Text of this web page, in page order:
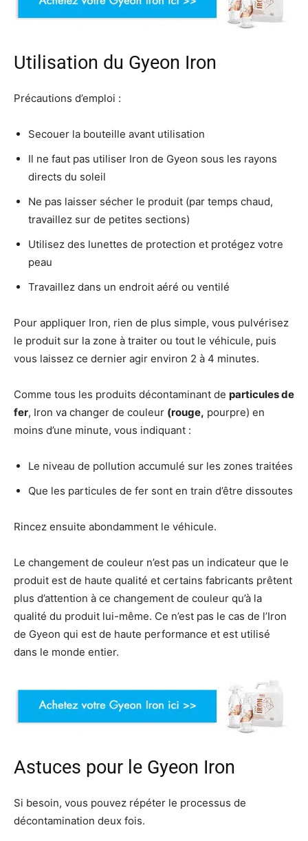
Utilisation du Gyeon Iron
Précautions d’emploi :
Secouer la bouteille avant utilisation
Il ne faut pas utiliser Iron de Gyeon sous les rayons
directs du soleil
Ne pas laisser sécher le produit (par temps chaud,
travaillez sur de petites sections)
Utilisez des lunettes de protection et protégez votre
peau
Travaillez dans un endroit aéré ou ventilé
Pour appliquer Iron, rien de plus simple, vous pulvérisez
le produit sur la zone à traiter ou tout le véhicule, puis
vous laissez ce dernier agir environ 2 à 4 minutes.
Comme tous les produits décontaminant de particules de
fer, Iron va changer de couleur (rouge, pourpre) en
moins d’une minute, vous indiquant :
Le niveau de pollution accumulé sur les zones traitées
Que les particules de fer sont en train d’être dissoutes
Rincez ensuite abondamment le véhicule.
Le changement de couleur n’est pas un indicateur que le
produit est de haute qualité et certains fabricants prêtent
plus d’attention à ce changement de couleur qu’à la
qualité du produit lui-même. Ce n’est pas le cas de l’Iron
de Gyeon qui est de haute performance et est utilisé
dans le monde entier.
Astuces pour le Gyeon Iron
Si besoin, vous pouvez répéter le processus de
décontamination deux fois.